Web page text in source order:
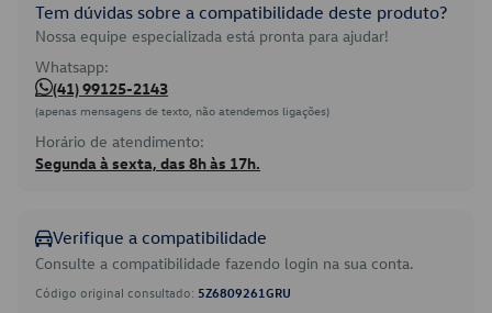
Tem dúvidas sobre a compatibilidade deste produto?
Nossa equipe especializada está pronta para ajudar!
Whatsapp:
(41) 99125-2143
(apenas mensagens de texto, não atendemos ligações)
Horário de atendimento:
Segunda à sexta, das 8h às 17h.
Verifique a compatibilidade
Consulte a compatibilidade fazendo login na sua conta.
Código original consultado: 5Z6809261GRU